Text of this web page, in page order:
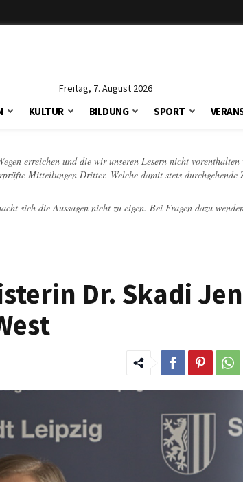
Freitag, 7. August 2026
KULTUR BILDUNG SPORT
erreichen und die wir unseren Lesern nicht
Mitteilungen Dritter. Welche damit stets durchgehende
sich die Aussagen nicht zu eigen. Bei Fragen dazu
Dr. Skadi